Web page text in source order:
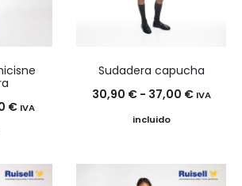
€Rango
desde
IVA
Sudadera capucha
30,90 € - 37,00 €Rango
desde
IVA
incluido